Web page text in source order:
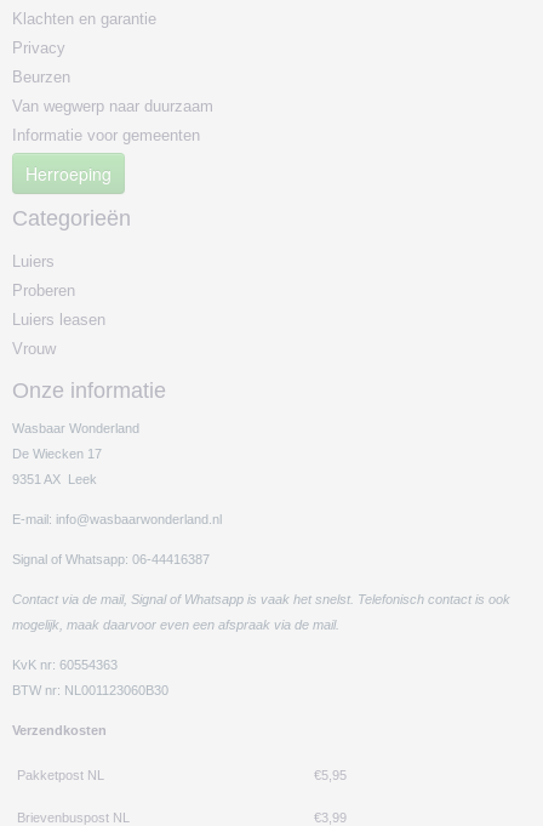
Klachten en garantie
Privacy
Beurzen
Van wegwerp naar duurzaam
Informatie voor gemeenten
Herroeping
Categorieën
Luiers
Proberen
Luiers leasen
Vrouw
Onze informatie
Wasbaar Wonderland
De Wiecken 17
9351 AX Leek
E-mail: info@wasbaarwonderland.nl
Signal of Whatsapp: 06-44416387
Contact via de mail, Signal of Whatsapp is vaak het snelst. Telefonisch contact is ook
mogelijk, maak daarvoor even een afspraak via de mail.
KvK nr: 60554363
BTW nr: NL001123060B30
Verzendkosten
Pakketpost NL €5,95
Brievenbuspost NL €3,99